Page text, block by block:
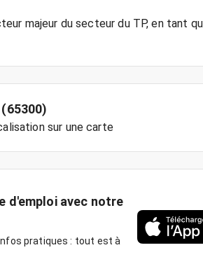
majeur du secteur du TP, en tant
sur une carte
d'emploi avec notre
pratiques : tout est à